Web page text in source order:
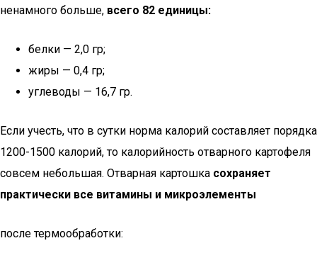
ненамного больше, всего 82 единицы:
белки — 2,0 гр;
жиры — 0,4 гр;
углеводы — 16,7 гр.
Если учесть, что в сутки норма калорий составляет порядка
1200-1500 калорий, то калорийность отварного картофеля
совсем небольшая. Отварная картошка сохраняет
практически все витамины и микроэлементы
после термообработки: